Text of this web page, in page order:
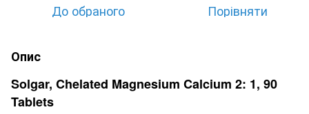
До обраного Порівняти
Опис
Solgar, Chelated Magnesium Calcium 2: 1, 90
Tablets